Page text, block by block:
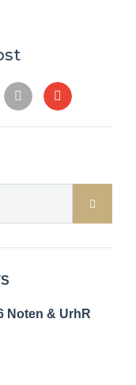
Noten & UrhR